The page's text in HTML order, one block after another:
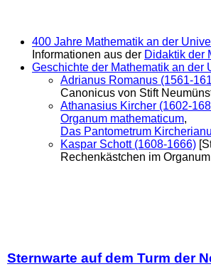
400 Jahre Mathematik an der
Informationen aus der Didaktik der
Geschichte der Mathematik an der
Adrianus Romanus (1561-
Canonicus von Stift
Athanasius Kircher (1602-
Organum mathematicum,
Das Pantometrum
Kaspar Schott (1608-1666)
Rechenkästchen im
Sternwarte auf dem Turm der